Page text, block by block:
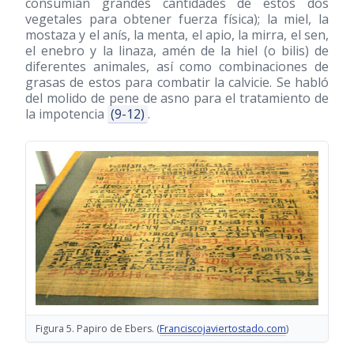
vegetales para obtener fuerza física); la miel, la
mostaza y el anís, la menta, el apio, la mirra, el sen,
el enebro y la linaza, amén de la hiel (o bilis) de
diferentes animales, así como combinaciones de
grasas de estos para combatir la calvicie. Se habló
del molido de pene de asno para el tratamiento de
la impotencia (9-12) .
Figura 5. Papiro de Ebers. (Franciscojaviertostado.com)